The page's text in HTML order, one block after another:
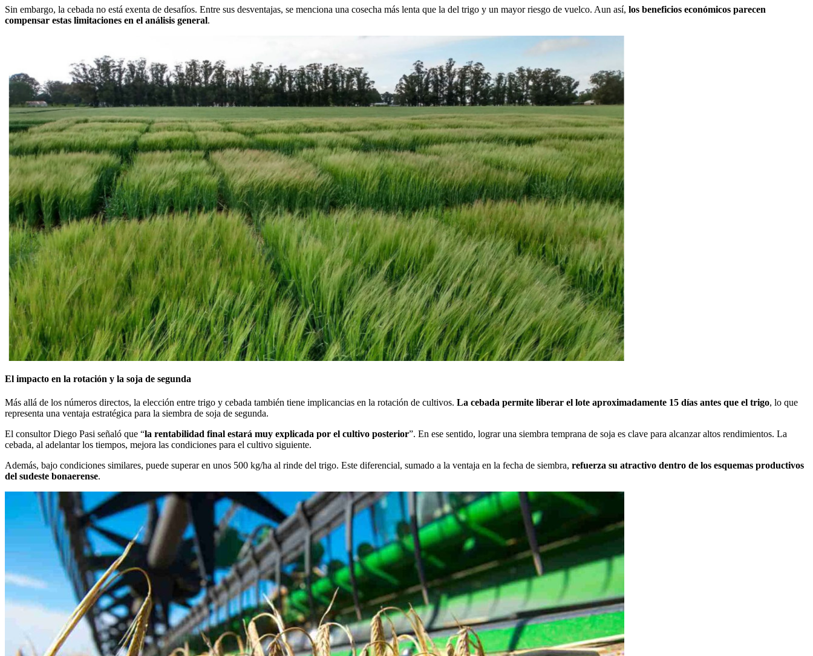
Sin embargo, la cebada no está exenta de desafíos. Entre sus desventajas, se menciona una cosecha más lenta que la del trigo y un mayor riesgo de vuelco. Aun así, los beneficios económicos parecen
compensar estas limitaciones en el análisis general.
El impacto en la rotación y la soja de segunda
Más allá de los números directos, la elección entre trigo y cebada también tiene implicancias en la rotación de cultivos. La cebada permite liberar el lote aproximadamente 15 días antes que el trigo, lo que
representa una ventaja estratégica para la siembra de soja de segunda.
El consultor Diego Pasi señaló que “la rentabilidad final estará muy explicada por el cultivo posterior”. En ese sentido, lograr una siembra temprana de soja es clave para alcanzar altos rendimientos. La
cebada, al adelantar los tiempos, mejora las condiciones para el cultivo siguiente.
Además, bajo condiciones similares, puede superar en unos 500 kg/ha al rinde del trigo. Este diferencial, sumado a la ventaja en la fecha de siembra, refuerza su atractivo dentro de los esquemas productivos
del sudeste bonaerense.